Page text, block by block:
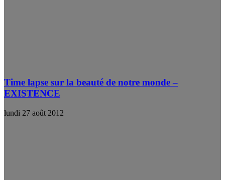
Time lapse sur la beauté de notre monde –
EXISTENCE
lundi 27 août 2012